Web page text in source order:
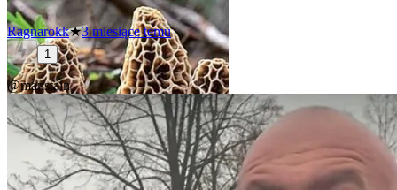
Ragnarokk★3 miesiące temu
1
@manstain